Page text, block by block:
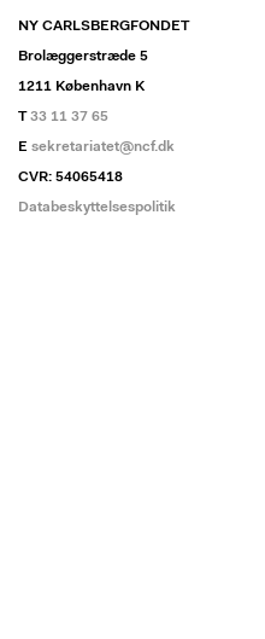
NY CARLSBERGFONDET
Brolæggerstræde 5
1211 København K
T33 11 37 65
E sekretariatet@ncf.dk
CVR: 54065418
Databeskyttelsespolitik